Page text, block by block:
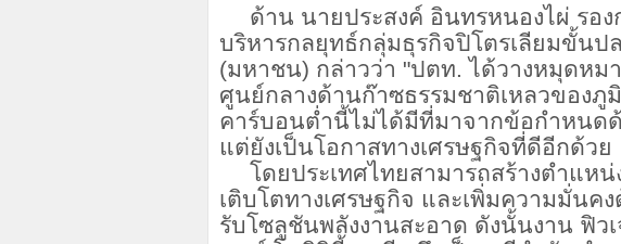
ด้าน นายประสงค์ อินทรหนองไผ่ รอ
บริหารกลยุทธ์กลุ่มธุรกิจปิโตรเลียมขั้น
(มหาชน) กล่าวว่า "ปตท. ได้วางหมุดหม
ศูนย์กลางด้านก๊าซธรรมชาติเหลวของภู
คาร์บอนต่ำนี้ไม่ได้มีที่มาจากข้อกำหนด
แต่ยังเป็นโอกาสทางเศรษฐกิจที่ดีอีกด้วย
โดยประเทศไทยสามารถสร้างตำแห
เติบโตทางเศรษฐกิจ และเพิ่มความมั่นค
รับโซลูชันพลังงานสะอาด ดังนั้นงาน ฟิวเ